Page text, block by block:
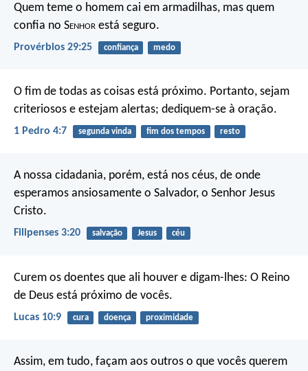
Quem teme o homem cai em armadilhas, mas quem
confia no Senhor está seguro.
Provérbios 29:25 confiança medo
O fim de todas as coisas está próximo. Portanto, sejam
criteriosos e estejam alertas; dediquem-se à oração.
1 Pedro 4:7 segunda vinda fim dos tempos resto
A nossa cidadania, porém, está nos céus, de onde
esperamos ansiosamente o Salvador, o Senhor Jesus
Cristo.
Filipenses 3:20 salvação Jesus céu
Curem os doentes que ali houver e digam-lhes: O Reino
de Deus está próximo de vocês.
Lucas 10:9 cura doença proximidade
Assim, em tudo, façam aos outros o que vocês querem